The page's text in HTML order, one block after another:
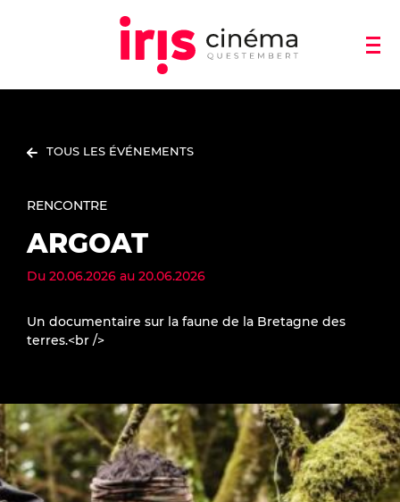
TOUS LES ÉVÉNEMENTS
RENCONTRE
ARGOAT
Du 20.06.2026 au 20.06.2026
Un documentaire sur la faune de la Bretagne des
terres.<br />